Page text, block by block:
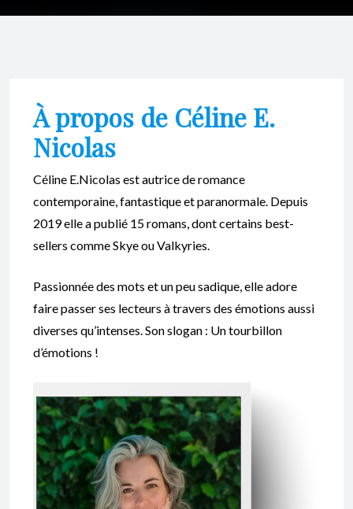
À propos de Céline E.
Nicolas
Céline E.Nicolas est autrice de romance
contemporaine, fantastique et paranormale. Depuis
2019 elle a publié 15 romans, dont certains best-
sellers comme Skye ou Valkyries.
Passionnée des mots et un peu sadique, elle adore
faire passer ses lecteurs à travers des émotions aussi
diverses qu’intenses. Son slogan : Un tourbillon
d’émotions !